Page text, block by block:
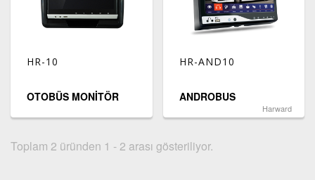
HR-10
OTOBÜS MONİTÖR
HR-AND10
ANDROBUS
Harward
Toplam 2 üründen 1 - 2 arası gösteriliyor.